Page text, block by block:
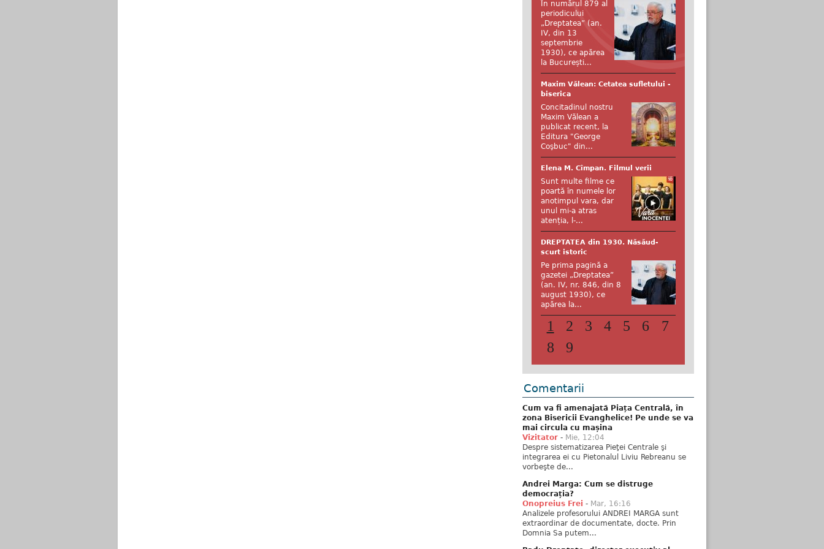
În numărul 879 al
periodicului
„Dreptatea” (an.
IV, din 13
septembrie
1930), ce apărea
la București...
Maxim Vălean: Cetatea sufletului -
biserica
Concitadinul nostru
Maxim Vălean a
publicat recent, la
Editura "George
Coşbuc" din...
Elena M. Cîmpan. Filmul verii
Sunt multe filme ce
poartă în numele lor
anotimpul vara, dar
unul mi-a atras
atenția, l-...
DREPTATEA din 1930. Năsăud-
scurt istoric
Pe prima pagină a
gazetei „Dreptatea”
(an. IV, nr. 846, din 8
august 1930), ce
apărea la...
1 2 3 4 5 6
7
8
9
Comentarii
Cum va fi amenajată Piața Centrală, în
zona Bisericii Evanghelice! Pe unde se va
mai circula cu mașina
Vizitator - Mie, 12:04
Despre sistematizarea Pieţei Centrale şi
integrarea ei cu Pietonalul Liviu Rebreanu se
vorbeşte de...
Andrei Marga: Cum se distruge
democrația?
Onopreius Frei - Mar, 16:16
Analizele profesorului ANDREI MARGA sunt
extraordinar de documentate, docte. Prin
Domnia Sa putem...